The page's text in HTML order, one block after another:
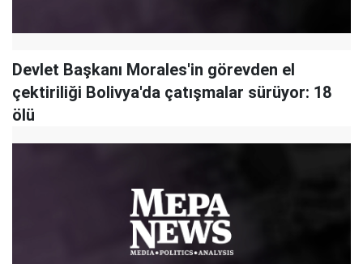
Devlet Başkanı Morales'in görevden el
çektiriliği Bolivya'da çatışmalar sürüyor: 18
ölü